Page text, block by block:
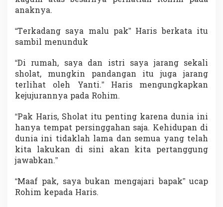
anaknya.
“Terkadang saya malu pak” Haris berkata itu
sambil menunduk
“Di rumah, saya dan istri saya jarang sekali
sholat, mungkin pandangan itu juga jarang
terlihat oleh Yanti.” Haris mengungkapkan
kejujurannya pada Rohim.
“Pak Haris, Sholat itu penting karena dunia ini
hanya tempat persinggahan saja. Kehidupan di
dunia ini tidaklah lama dan semua yang telah
kita lakukan di sini akan kita pertanggung
jawabkan.”
“Maaf pak, saya bukan mengajari bapak” ucap
Rohim kepada Haris.